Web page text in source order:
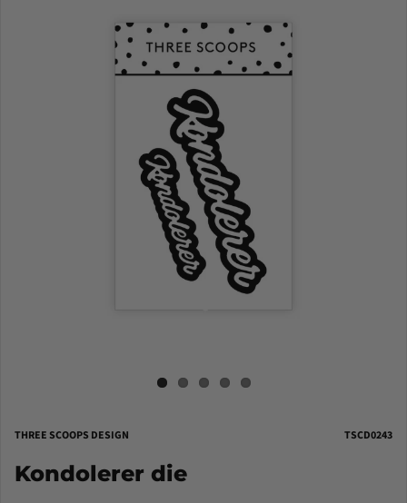
THREE SCOOPS DESIGN TSCD0243
Kondolerer die